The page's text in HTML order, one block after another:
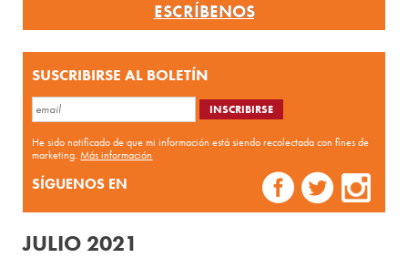
ESCRÍBENOS
SUSCRIBIRSE AL BOLETÍN
He sido notificado de que mi información está siendo recolectada con fines de
marketing.Más información
SÍGUENOS EN
JULIO 2021